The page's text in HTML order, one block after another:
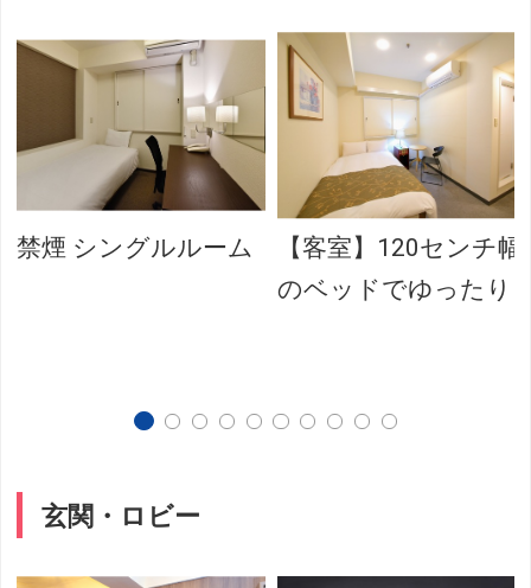
禁煙 シングルルーム
【客室】120センチ幅
のベッドでゆったり♪
玄関・ロビー